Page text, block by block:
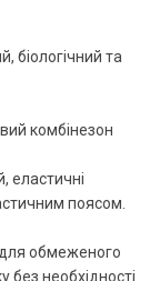
біологічний та
комбінезон
еластичні
поясом.
для обмеженого
необхідності